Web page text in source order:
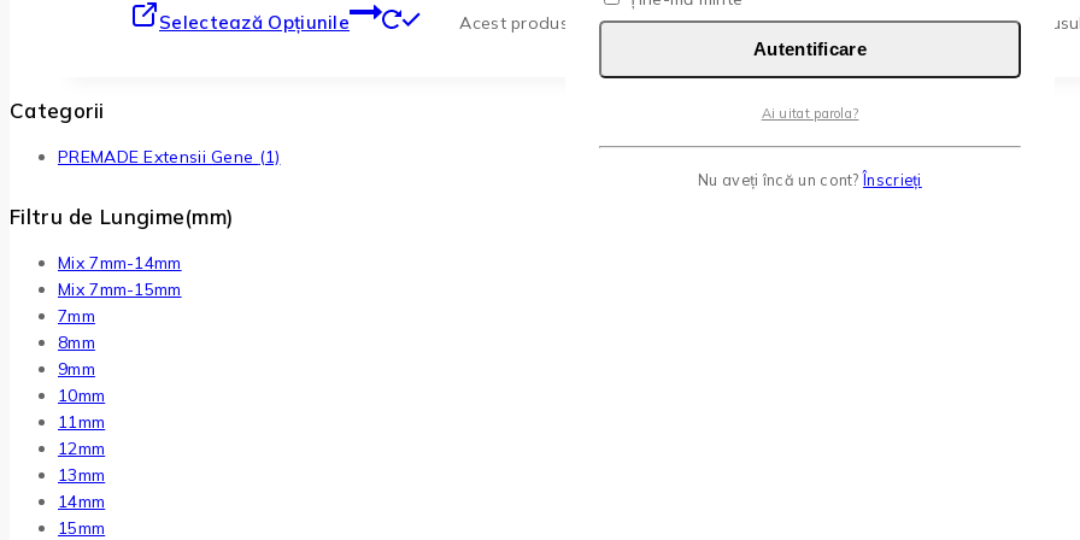
Selectează Opțiunile Acest produs are mai multe variații. Opțiunile pot fi alese în pagina
Categorii
PREMADE Extensii Gene (1)
Filtru de Lungime(mm)
Mix 7mm-14mm
Mix 7mm-15mm
7mm
8mm
9mm
10mm
11mm
12mm
13mm
14mm
15mm
Autentificare
Ai uitat parola?
Nu aveți încă un cont?Înscrieți